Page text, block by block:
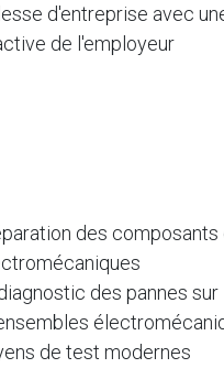
d'entreprise avec
de l'employeur
des composants
des pannes sur
de test modernes